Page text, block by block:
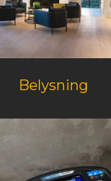
Belysning